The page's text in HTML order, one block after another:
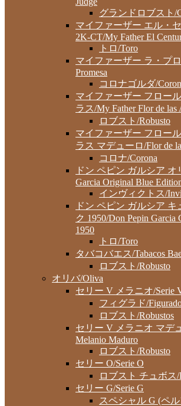
グランドロブスト/
マイファーザー エル・
2K-CT/My Father El
トロ/Toro
マイファーザー ラ・プ
Promesa
コロナゴルダ/
マイファーザー フロー
ラス/My Father Flor de las
ロブスト/Robusto
マイファーザー フロー
ラス マデューロ/Flor de
コロナ/Corona
ドン ペピン ガルシア オ
Garcia Original Blue
インヴィクトス/
ドン ペピン ガルシア
ク 1950/Don Pepin Garcia
1950
トロ/Toro
タバコバエス/Tabacos
ロブスト/Robusto
オリバ/Oliva
セリー V メラニオ/Serie
フィグラド/
ロブスト/Robustos
セリー V メラニオ マデ
Melanio Maduro
ロブスト/Robusto
セリー O/Serie O
ロブスト チュボス/
セリー G/Serie G
スペシャル G (ペ